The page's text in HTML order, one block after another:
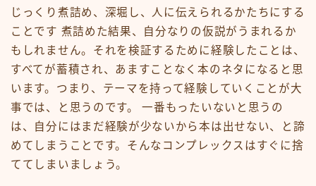
じっくり煮詰め、深堀し、人に伝えられるかたちにする
ことです 煮詰めた結果、自分なりの仮説がうまれるか
もしれません。それを検証するために経験したことは、
すべてが蓄積され、あますことなく本のネタになると思
います。つまり、テーマを持って経験していくことが大
事では、と思うのです。 一番もったいないと思うの
は、自分にはまだ経験が少ないから本は出せない、と諦
めてしまうことです。そんなコンプレックスはすぐに捨
ててしまいましょう。